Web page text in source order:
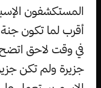
المستكشفون
أقرب لما تكون
في وقت لاحق اتضح
جزيرة ولم تكن